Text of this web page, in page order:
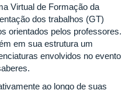
Virtual de Formação da
dos trabalhos (GT)
orientados pelos professores.
em sua estrutura um
envolvidos no evento
ao longo de suas